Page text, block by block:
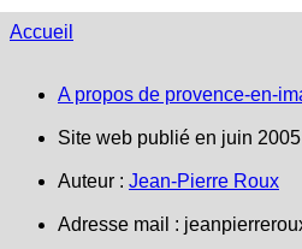
Accueil
A propos de provence-en-
Site web publié en juin 2005
Auteur : Jean-Pierre Roux
Adresse mail :